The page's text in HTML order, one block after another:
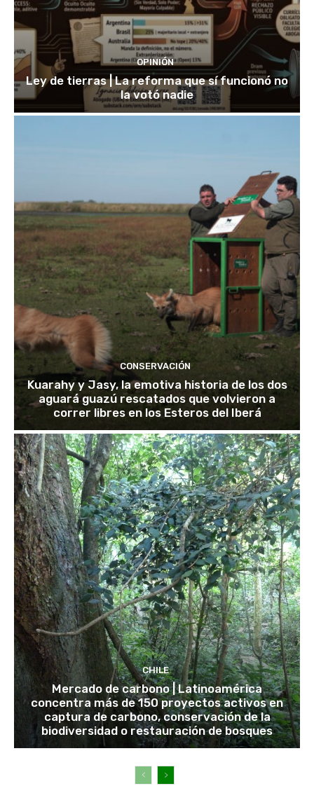
OPINIÓN
Ley de tierras | La reforma que sí funcionó no
la votó nadie
CONSERVACIÓN
Kuarahy y Jasy, la emotiva historia de los dos
aguará guazú rescatados que volvieron a
correr libres en los Esteros del Iberá
CHILE
Mercado de carbono | Latinoamérica
concentra más de 150 proyectos activos en
captura de carbono, conservación de la
biodiversidad o restauración de bosques